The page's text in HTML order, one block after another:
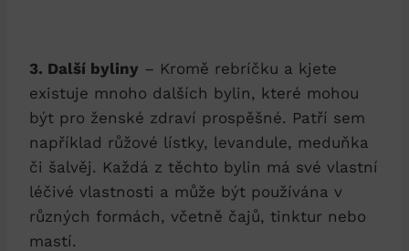
3. Další byliny – Kromě rebríčku a kjete
existuje mnoho dalších bylin, které mohou
být pro ženské zdraví prospěšné. Patří sem
například růžové lístky, levandule, meduňka
či šalvěj. Každá z těchto bylin má své vlastní
léčivé vlastnosti a může být používána v
různých formách, včetně čajů, tinktur nebo
mastí.